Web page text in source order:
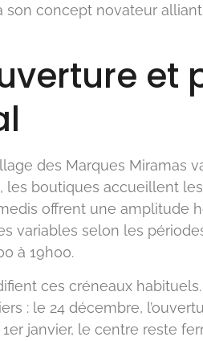
concept novateur
et
des Marques Miramas
les boutiques accueillent
offrent une amplitude
variables selon les
à 19h00.
ces créneaux
: le 24 décembre,
janvier, le centre reste